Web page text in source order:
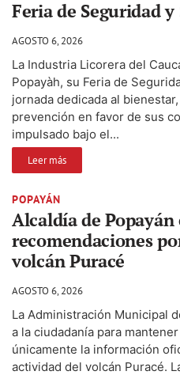
Feria de Seguridad
AGOSTO 6, 2026
La Industria Licorera del
Popayàh, su Feria de
jornada dedicada al
prevención en favor de sus
impulsado bajo el...
Leer más
POPAYÁN
Alcaldía de Popayán
recomendaciones
volcán Puracé
AGOSTO 6, 2026
La Administración Municipal
a la ciudadanía para
únicamente la información
actividad del volcán Puracé.